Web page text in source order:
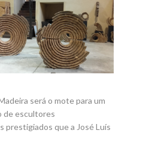
será o mote para um
de escultores
prestigiados que a José Luís